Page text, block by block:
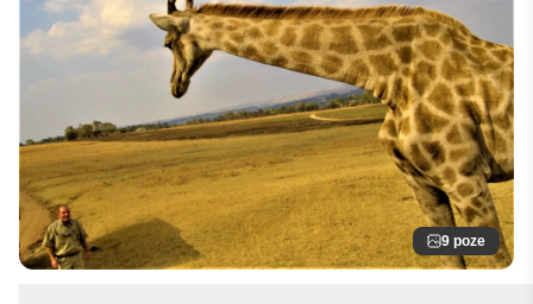
9 poze